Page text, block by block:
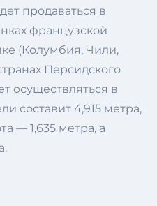
продаваться в
французской
(Колумбия, Чили,
Персидского
осуществляться в
составит 4,915 метра,
— 1,635 метра, а